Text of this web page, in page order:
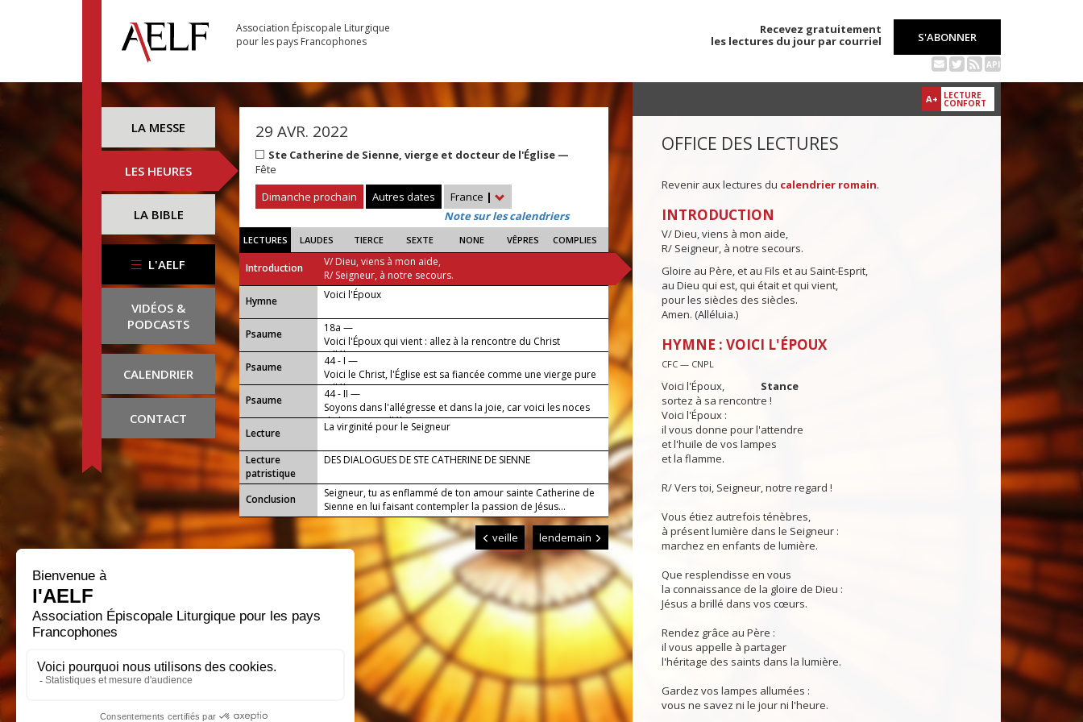
Association Épiscopale Liturgique
pour les pays Francophones
Recevez gratuitement
les lectures du jour par courriel
S'ABONNER
API
LA MESSE
LES HEURES
LA BIBLE
L'AELF
VIDÉOS &
PODCASTS
CALENDRIER
CONTACT
29 AVR. 2022
Ste Catherine de Sienne, vierge et docteur de l'Église —
Fête
Dimanche prochain
Autres dates France |
Note sur les calendriers
LECTURES LAUDES TIERCE SEXTE NONE VÊPRES COMPLIES
Introduction
V/ Dieu, viens à mon aide,
R/ Seigneur, à notre secours.
...
Hymne Voici l'Époux
Psaume
18a —
Voici l'Époux qui vient : allez à la rencontre du Christ
(alléluia).
Psaume
44 - I —
Voici le Christ, l'Église est sa fiancée comme une vierge pure
(alléluia).
Psaume
44 - II —
Soyons dans l'allégresse et dans la joie, car voici les noces
de l'Agneau (alléluia).
Lecture
La virginité pour le Seigneur
Lecture
patristique
DES DIALOGUES DE STE CATHERINE DE SIENNE
Conclusion
Seigneur, tu as enflammé de ton amour sainte Catherine de
Sienne en lui faisant contempler la passion de Jésus...
veille lendemain
A+ LECTURE
CONFORT
OFFICE DES LECTURES
Revenir aux lectures du calendrier romain.
INTRODUCTION
V/ Dieu, viens à mon aide,
R/ Seigneur, à notre secours.
Gloire au Père, et au Fils et au Saint-Esprit,
au Dieu qui est, qui était et qui vient,
pour les siècles des siècles.
Amen. (Alléluia.)
HYMNE : VOICI L'ÉPOUX
CFC — CNPL
Voici l'Époux, Stance
sortez à sa rencontre !
Voici l'Époux :
il vous donne pour l'attendre
et l'huile de vos lampes
et la flamme.
R/ Vers toi, Seigneur, notre regard !
Vous étiez autrefois ténèbres,
à présent lumière dans le Seigneur :
marchez en enfants de lumière.
Que resplendisse en vous
la connaissance de la gloire de Dieu :
Jésus a brillé dans vos cœurs.
Rendez grâce au Père :
il vous appelle à partager
l'héritage des saints dans la lumière.
Gardez vos lampes allumées :
vous ne savez ni le jour ni l'heure.